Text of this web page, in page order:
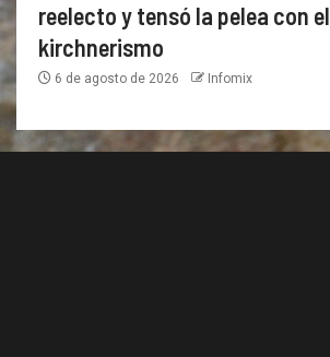
reelecto y tensó la pelea con el
kirchnerismo
6 de agosto de 2026 Infomix